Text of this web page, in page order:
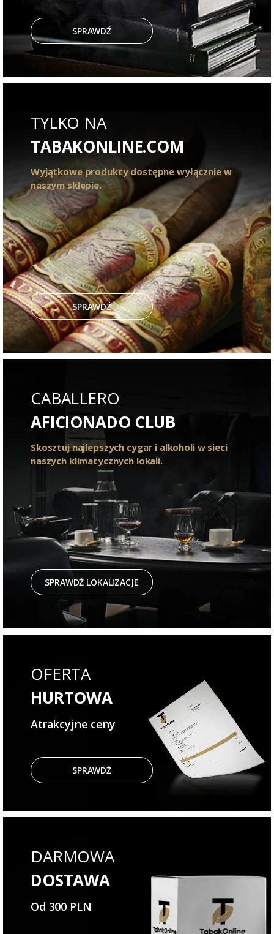
SPRAWDŹ
TYLKO NA
TABAKONLINE.COM
Wyjątkowe produkty dostępne wyłącznie w
naszym sklepie.
SPRAWDŹ
CABALLERO
AFICIONADO CLUB
Skosztuj najlepszych cygar i alkoholi w sieci
naszych klimatycznych lokali.
SPRAWDŹ LOKALIZACJE
OFERTA
HURTOWA
Atrakcyjne ceny
SPRAWDŹ
DARMOWA
DOSTAWA
Od 300 PLN